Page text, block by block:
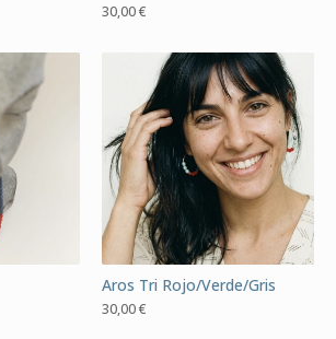
30,00€
Aros Tri Rojo/Verde/Gris
30,00€